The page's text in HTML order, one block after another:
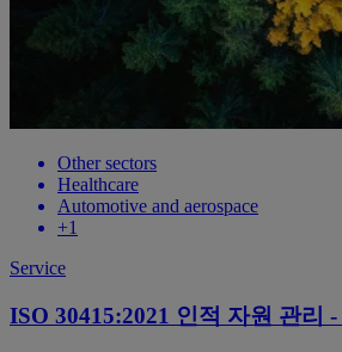
Other sectors
Healthcare
Automotive and aerospace
+1
Service
ISO 30415:2021 인적 자원 관리